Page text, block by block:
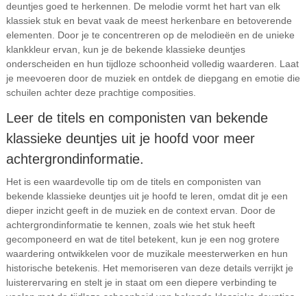
deuntjes goed te herkennen. De melodie vormt het hart van elk
klassiek stuk en bevat vaak de meest herkenbare en betoverende
elementen. Door je te concentreren op de melodieën en de unieke
klankkleur ervan, kun je de bekende klassieke deuntjes
onderscheiden en hun tijdloze schoonheid volledig waarderen. Laat
je meevoeren door de muziek en ontdek de diepgang en emotie die
schuilen achter deze prachtige composities.
Leer de titels en componisten van bekende
klassieke deuntjes uit je hoofd voor meer
achtergrondinformatie.
Het is een waardevolle tip om de titels en componisten van
bekende klassieke deuntjes uit je hoofd te leren, omdat dit je een
dieper inzicht geeft in de muziek en de context ervan. Door de
achtergrondinformatie te kennen, zoals wie het stuk heeft
gecomponeerd en wat de titel betekent, kun je een nog grotere
waardering ontwikkelen voor de muzikale meesterwerken en hun
historische betekenis. Het memoriseren van deze details verrijkt je
luisterervaring en stelt je in staat om een diepere verbinding te